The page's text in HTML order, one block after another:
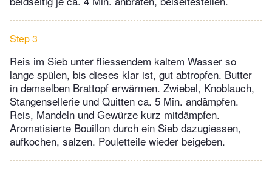
Step 3
Reis im Sieb unter fliessendem kaltem Wasser so
lange spülen, bis dieses klar ist, gut abtropfen. Butter
in demselben Brattopf erwärmen. Zwiebel, Knoblauch,
Stangensellerie und Quitten ca. 5 Min. andämpfen.
Reis, Mandeln und Gewürze kurz mitdämpfen.
Aromatisierte Bouillon durch ein Sieb dazugiessen,
aufkochen, salzen. Pouletteile wieder beigeben.